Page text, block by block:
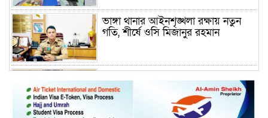
ভাঙ্গা থানার আইনশৃঙ্খলা রক্ষায় নতুন
গতি, শীর্ষে ওসি মিজানুর রহমান
ময়মনসিংহের অতিরিক্ত জেলা প্রশাসক
(রাজস্ব) আজিম উদ্দিন ভূমি মন্ত্রণালয়ে
পদায়ন